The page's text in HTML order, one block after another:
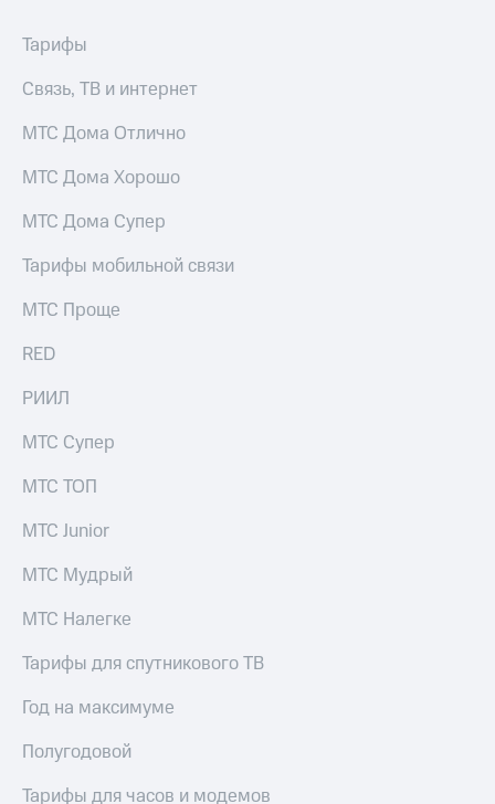
капитал
и
Рынок
Описание
Программа
Порядок
выкупа
Описание
Уведомление
погашении
облигаций
Реквизиты
Контакты
развитие
На главную
Тарифы
Связь, ТВ и интернет
МТС Дома Отлично
МТС Дома Хорошо
МТС Дома Супер
Тарифы мобильной связи
МТС Проще
RED
РИИЛ
МТС Супер
МТС ТОП
МТС Junior
МТС Мудрый
МТС Налегке
Тарифы для спутникового ТВ
Год на максимуме
Полугодовой
Тарифы для часов и модемов